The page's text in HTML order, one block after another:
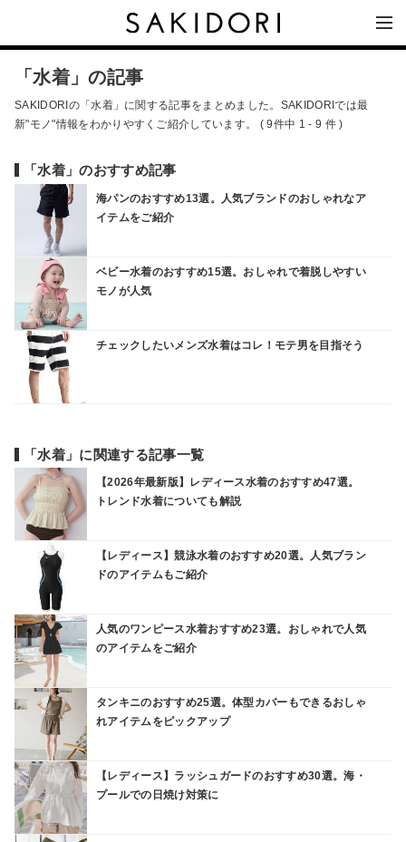
「水着」の記事
SAKIDORIの「水着」に関する記事をまとめました。SAKIDORIでは最
新"モノ"情報をわかりやすくご紹介しています。 ( 9件中 1 - 9 件 )
「水着」のおすすめ記事
海パンのおすすめ13選。人気ブランドのおしゃれなア
イテムをご紹介
ベビー水着のおすすめ15選。おしゃれで着脱しやすい
モノが人気
チェックしたいメンズ水着はコレ！モテ男を目指そう
「水着」に関連する記事一覧
【2026年最新版】レディース水着のおすすめ47選。
トレンド水着についても解説
【レディース】競泳水着のおすすめ20選。人気ブラン
ドのアイテムもご紹介
人気のワンピース水着おすすめ23選。おしゃれで人気
のアイテムをご紹介
タンキニのおすすめ25選。体型カバーもできるおしゃ
れアイテムをピックアップ
【レディース】ラッシュガードのおすすめ30選。海・
プールでの日焼け対策に